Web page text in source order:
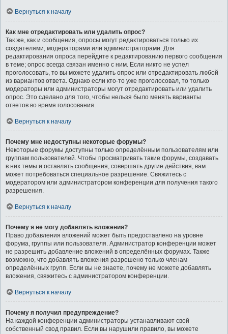
Вернуться к началу
Как мне отредактировать или удалить опрос?
Так же, как и сообщения, опросы могут редактироваться только их
создателями, модераторами или администраторами. Для
редактирования опроса перейдите к редактированию первого сообщения
в теме; опрос всегда связан именно с ним. Если никто не успел
проголосовать, то вы можете удалить опрос или отредактировать любой
из вариантов ответа. Однако если кто-то уже проголосовал, то только
модераторы или администраторы могут отредактировать или удалить
опрос. Это сделано для того, чтобы нельзя было менять варианты
ответов во время голосования.
Вернуться к началу
Почему мне недоступны некоторые форумы?
Некоторые форумы доступны только определённым пользователям или
группам пользователей. Чтобы просматривать такие форумы, создавать
в них темы и оставлять сообщения, совершать другие действия, вам
может потребоваться специальное разрешение. Свяжитесь с
модератором или администратором конференции для получения такого
разрешения.
Вернуться к началу
Почему я не могу добавлять вложения?
Право добавления вложений может быть предоставлено на уровне
форума, группы или пользователя. Администратор конференции может
не разрешить добавление вложений в определённых форумах. Также
возможно, что добавлять вложения разрешено только членам
определённых групп. Если вы не знаете, почему не можете добавлять
вложения, свяжитесь с администратором конференции.
Вернуться к началу
Почему я получил предупреждение?
На каждой конференции администраторы устанавливают свой
собственный свод правил. Если вы нарушили правило, вы можете